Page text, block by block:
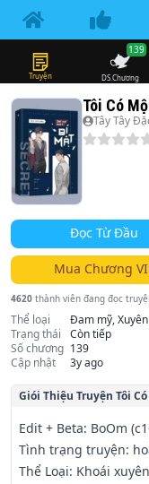
Truyện DS.Chương
139
Tôi Có
Tây Tây
Đọc Từ Đầu
Mua Chương
4620 thành viên đang đọc
Thể loại
Đam mỹ,
Trạng thái
Còn tiếp
Số chương 139
Cập nhật
3y ago
Giói Thiệu Truyện Tôi
Edit + Beta: BoOm
Tình trạng truyện:
Thể Loại: Khoái